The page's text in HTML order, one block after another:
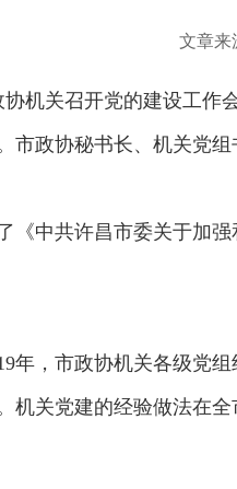
文章
协机关召开党的建设工作
市政协秘书长、机关党组
《中共许昌市委关于加
年，市政协机关各级党
机关党建的经验做法在